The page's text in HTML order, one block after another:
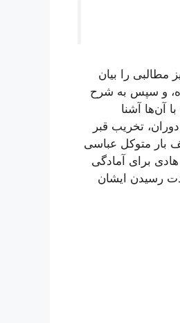
مطالبی را بیان
و سپس به شرح
آن‌ها آشنا
تخریب قبر
بار متوکل عباسی
برای آمادگی
رسیدن ایشان